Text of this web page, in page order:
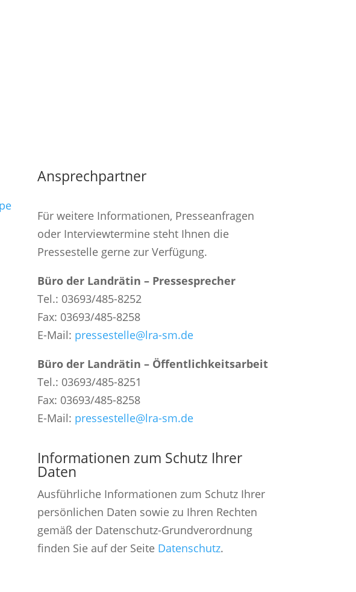
Ansprechpartner
Für weitere Informationen, Presseanfragen
oder Interviewtermine steht Ihnen die
Pressestelle gerne zur Verfügung.
Büro der Landrätin – Pressesprecher
Tel.: 03693/485-8252
Fax: 03693/485-8258
E-Mail: pressestelle@lra-sm.de
Büro der Landrätin – Öffentlichkeitsarbeit
Tel.: 03693/485-8251
Fax: 03693/485-8258
E-Mail: pressestelle@lra-sm.de
Informationen zum Schutz Ihrer
Daten
Ausführliche Informationen zum Schutz Ihrer
persönlichen Daten sowie zu Ihren Rechten
gemäß der Datenschutz-Grundverordnung
finden Sie auf der Seite Datenschutz.